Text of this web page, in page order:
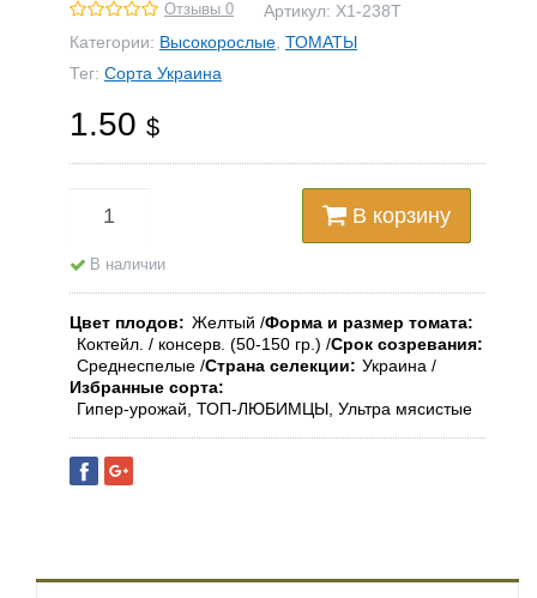
Отзывы 0 Артикул: Х1-238Т
Категории: Высокорослые ТОМАТЫ
Тег: Сорта Украина
1.50 $
В корзину
В наличии
Цвет плодов Желтый Форма и размер томата
Коктейл. / консерв. (50-150 гр.) Срок созревания
Среднеспелые Страна селекции
Украина
Избранные сорта
Гипер-урожай, ТОП-ЛЮБИМЦЫ, Ультра мясистые